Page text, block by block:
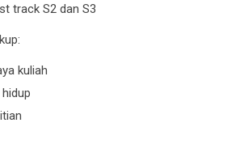
track S2 dan S3
kuliah